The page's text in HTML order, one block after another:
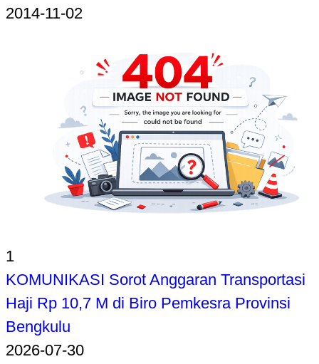
2014-11-02
1
KOMUNIKASI Sorot Anggaran Transportasi
Haji Rp 10,7 M di Biro Pemkesra Provinsi
Bengkulu
2026-07-30